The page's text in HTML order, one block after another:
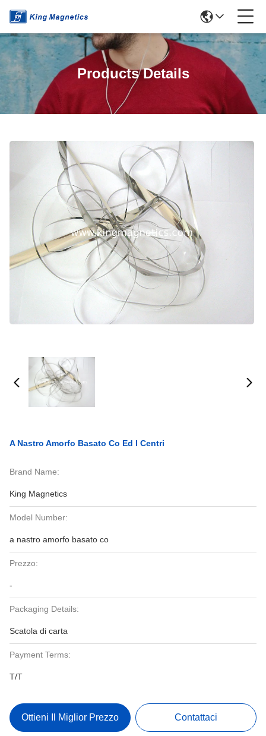
Products Details
A Nastro Amorfo Basato Co Ed I Centri
Brand Name:
King Magnetics
Model Number:
a nastro amorfo basato co
Prezzo:
-
Packaging Details:
Scatola di carta
Payment Terms:
T/T
Ottieni Il Miglior Prezzo Contattaci